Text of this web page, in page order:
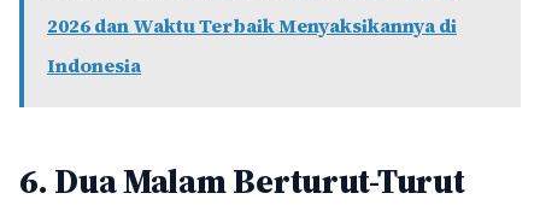
2026 dan Waktu Terbaik Menyaksikannya di
Indonesia
6. Dua Malam Berturut-Turut